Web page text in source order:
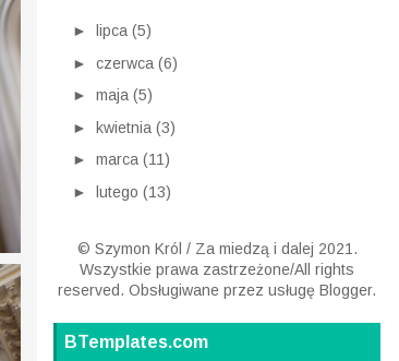
► lipca (5)
► czerwca (6)
► maja (5)
►
kwietnia (3)
► marca (11)
►
lutego (13)
© Szymon Król / Za miedzą i dalej 2021.
Wszystkie prawa zastrzeżone/All rights
reserved. Obsługiwane przez usługę Blogger.
BTemplates.com